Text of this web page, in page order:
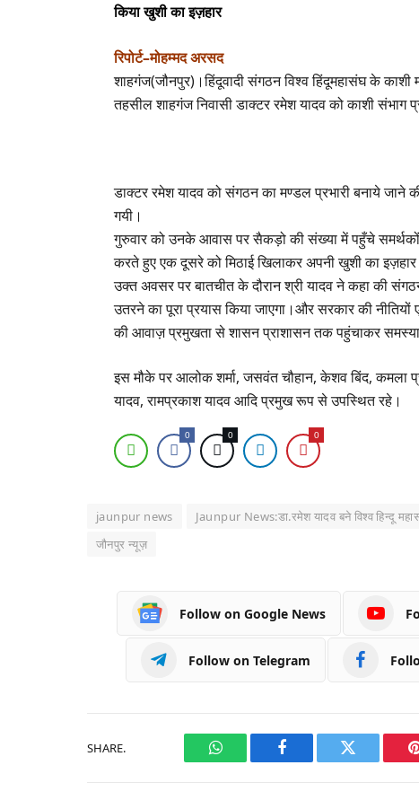
किया खुशी का इज़हार
रिपोर्ट–मोहम्मद अरसद
शाहगंज(जौनपुर)।हिंदूवादी संगठन विश्व हिंदूमहासंघ के काशी
तहसील शाहगंज निवासी डाक्टर रमेश यादव को काशी संभाग
डाक्टर रमेश यादव को संगठन का मण्डल प्रभारी बनाये
गयी।
गुरुवार को उनके आवास पर सैकड़ो की संख्या में पहुँचे
करते हुए एक दूसरे को मिठाई खिलाकर अपनी खुशी का इज़हार
उक्त अवसर पर बातचीत के दौरान श्री यादव ने कहा की
उतरने का पूरा प्रयास किया जाएगा।और सरकार की
की आवाज़ प्रमुखता से शासन प्राशासन तक पहुंचाकर
इस मौके पर आलोक शर्मा, जसवंत चौहान, केशव बिंद, कमला
यादव, रामप्रकाश यादव आदि प्रमुख रूप से उपस्थित रहे।
0 0 0
jaunpur news Jaunpur News:डा.रमेश यादव बने विश्व हिन्दू
जौनपुर न्यूज़
Follow on Google News
Follow on Telegram
SHARE.
WhatsAppFacebook Twitter